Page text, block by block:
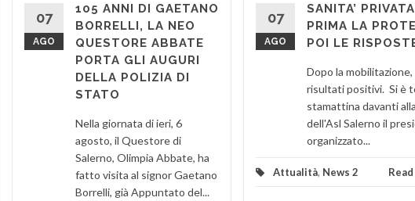
07
AGO
105 ANNI DI GAETANO
BORRELLI, LA NEO
QUESTORE ABBATE
PORTA GLI AUGURI
DELLA POLIZIA DI
STATO
Nella giornata di ieri, 6
agosto, il Questore di
Salerno, Olimpia Abbate, ha
fatto visita al signor Gaetano
Borrelli, già Appuntato del...
07
AGO
SANITA’
PRIMA LA
POI LE
Dopo la mobilitazione,
risultati positivi. Si è
stamattina davanti
dell'Asl Salerno il
organizzato...
Attualità, News 2